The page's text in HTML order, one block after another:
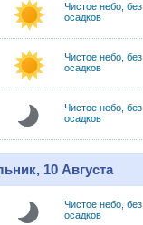
Чистое небо, без
осадков
Чистое небо, без
осадков
Чистое небо, без
осадков
10 Августа
Чистое небо, без
осадков